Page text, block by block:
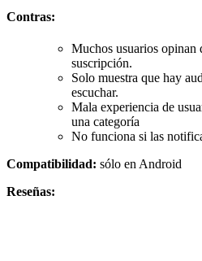
Contras:
Muchos usuarios opinan
suscripción.
Solo muestra que hay
escuchar.
Mala experiencia de
una categoría
No funciona si las
Compatibilidad: sólo en Android
Reseñas: